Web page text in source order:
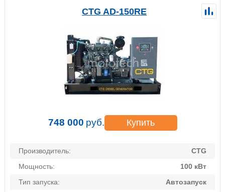
CTG AD-150RE
748 000 руб. Купить
Производитель:
CTG
Мощность:
100 кВт
Тип запуска:
Автозапуск